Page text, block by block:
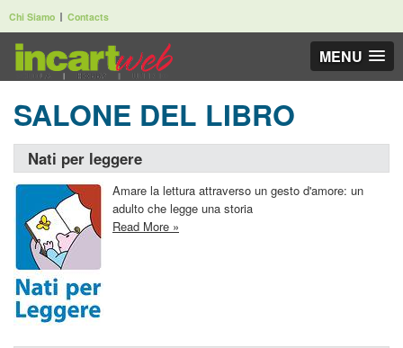
Chi Siamo Contacts
MENU
SALONE DEL LIBRO
Nati per leggere
Amare la lettura attraverso un gesto d'amore: un
adulto che legge una storia
Read More »